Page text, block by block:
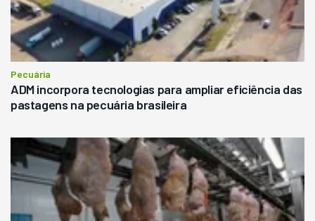
Pecuária
ADM incorpora tecnologias para ampliar eficiência das
pastagens na pecuária brasileira